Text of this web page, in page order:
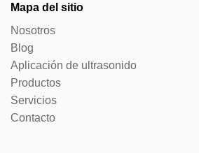
Mapa del sitio
Nosotros
Blog
Aplicación de ultrasonido
Productos
Servicios
Contacto